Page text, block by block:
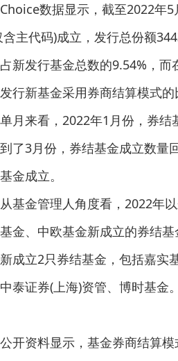
Choice数据显示，截至2022年
含主代码)成立，发行总份额
新发行基金总数的9.54%，
行新基金采用券商结算模式的
单月来看，2022年1月份，券
了3月份，券结基金成立数量
金成立。
从基金管理人角度看，2022年
金、中欧基金新成立的券结
成立2只券结基金，包括嘉实
泰证券(上海)资管、博时基金
公开资料显示，基金券商结算